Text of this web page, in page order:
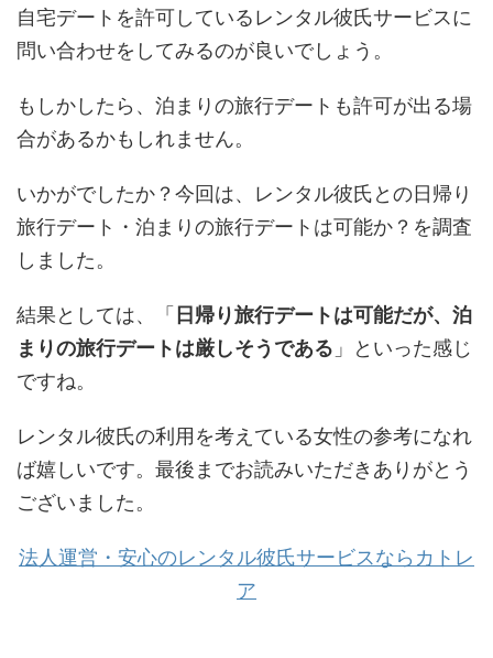
自宅デートを許可しているレンタル彼氏サービスに
問い合わせをしてみるのが良いでしょう。
もしかしたら、泊まりの旅行デートも許可が出る場
合があるかもしれません。
いかがでしたか？今回は、レンタル彼氏との日帰り
旅行デート・泊まりの旅行デートは可能か？を調査
しました。
結果としては、「 日帰り旅行デートは可能だが、泊
まりの旅行デートは厳しそうである 」といった感じ
ですね。
レンタル彼氏の利用を考えている女性の参考になれ
ば嬉しいです。最後までお読みいただきありがとう
ございました。
法人運営・安心のレンタル彼氏サービスならカトレ
ア